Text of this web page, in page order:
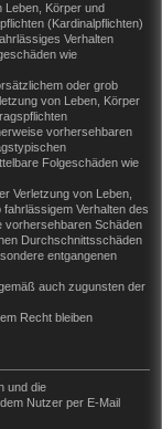
Leben, Körper und
(Kardinalpflichten)
Verhalten
wie
oder grob
von Leben, Körper
vorhersehbaren
Folgeschäden wie
Verletzung von Leben,
Verhalten des
vorhersehbaren Schäden
Durchschnittsschäden
entgangenen
auch zugunsten der
Recht bleiben
und die
Nutzer per E-Mail